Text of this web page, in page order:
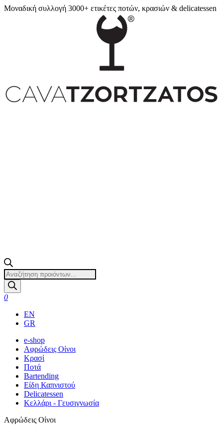
Μοναδική συλλογή 3000+ ετικέτες ποτών, κρασιών & delicatessen
Products
search
0
EN
GR
e-shop
Αφρώδεις Οίνοι
Κρασί
Ποτά
Bartending
Είδη Καπνιστού
Delicatessen
Κελλάρι - Γευσιγνωσία
Αφρώδεις Οίνοι